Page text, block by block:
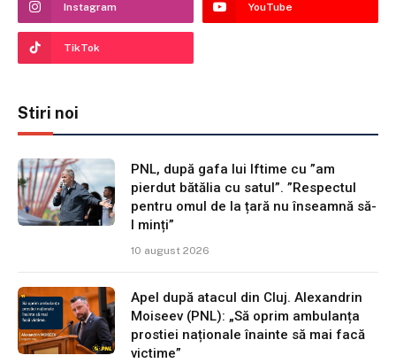
Instagram YouTube
TikTok
Stiri noi
PNL, după gafa lui Iftime cu ”am
pierdut bătălia cu satul”. ”Respectul
pentru omul de la țară nu înseamnă să-
l minți”
10 august 2026
Apel după atacul din Cluj. Alexandrin
Moiseev (PNL): „Să oprim ambulanța
prostiei naționale înainte să mai facă
victime”